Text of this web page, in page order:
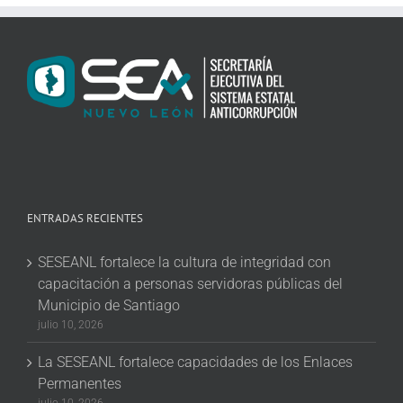
ENTRADAS RECIENTES
SESEANL fortalece la cultura de integridad con
capacitación a personas servidoras públicas del
Municipio de Santiago
julio 10, 2026
La SESEANL fortalece capacidades de los Enlaces
Permanentes